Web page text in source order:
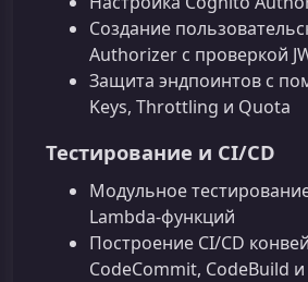
Создание
Authorizer с проверкой
Защита эндпоинтов с
Keys, Throttling и Quota
Тестирование и CI/CD
Модульное
Lambda‑функций
Построение CI/CD
CodeCommit, CodeBuild